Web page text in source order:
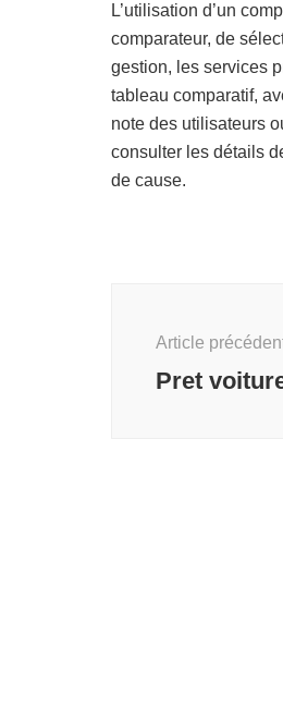
L’utilisation d’un
comparateur, de
gestion, les services
tableau comparatif,
note des utilisateurs
consulter les détails
de cause.
Article
Pret